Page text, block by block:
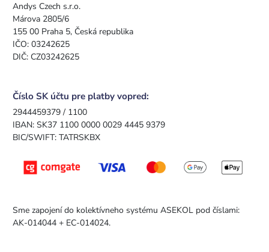
Andys Czech s.r.o.
Márova 2805/6
155 00 Praha 5, Česká republika
IČO: 03242625
DIČ: CZ03242625
Číslo SK účtu pre platby vopred:
2944459379 / 1100
IBAN: SK37 1100 0000 0029 4445 9379
BIC/SWIFT: TATRSKBX
Sme zapojení do kolektívneho systému ASEKOL pod číslami:
AK-014044 + EC-014024.